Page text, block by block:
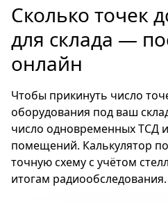
Сколько точек
для склада —
онлайн
Чтобы прикинуть число
оборудования под ваш
число одновременных ТСД
помещений. Калькулятор
точную схему с учётом
итогам радиообследования.